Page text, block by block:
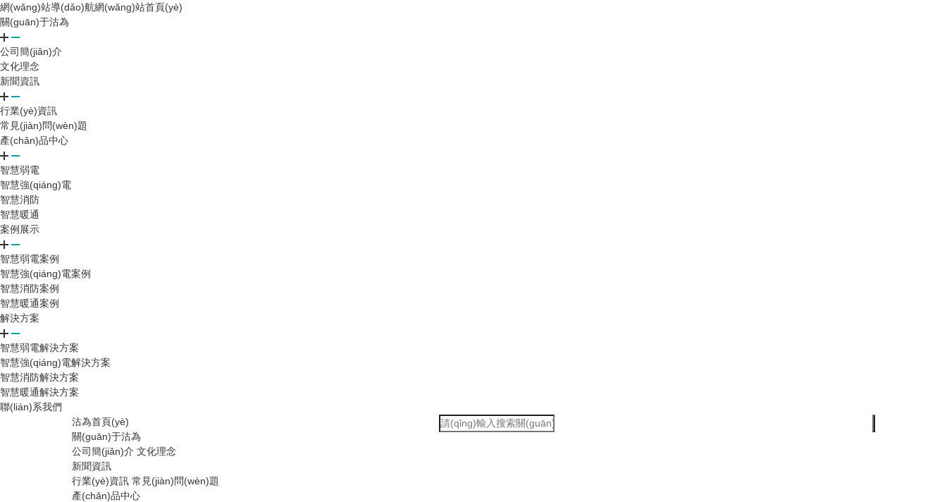
網(wǎng)站導(dǎo)航網(wǎng)站首頁(yè)
關(guān)于沽為
公司簡(jiǎn)介
文化理念
新聞資訊
行業(yè)資訊
常見(jiàn)問(wèn)題
產(chǎn)品中心
智慧弱電
智慧強(qiáng)電
智慧消防
智慧暖通
案例展示
智慧弱電案例
智慧強(qiáng)電案例
智慧消防案例
智慧暖通案例
解決方案
智慧弱電解決方案
智慧強(qiáng)電解決方案
智慧消防解決方案
智慧暖通解決方案
聯(lián)系我們
沽為首頁(yè)
關(guān)于沽為
公司簡(jiǎn)介 文化理念
新聞資訊
行業(yè)資訊 常見(jiàn)問(wèn)題
產(chǎn)品中心